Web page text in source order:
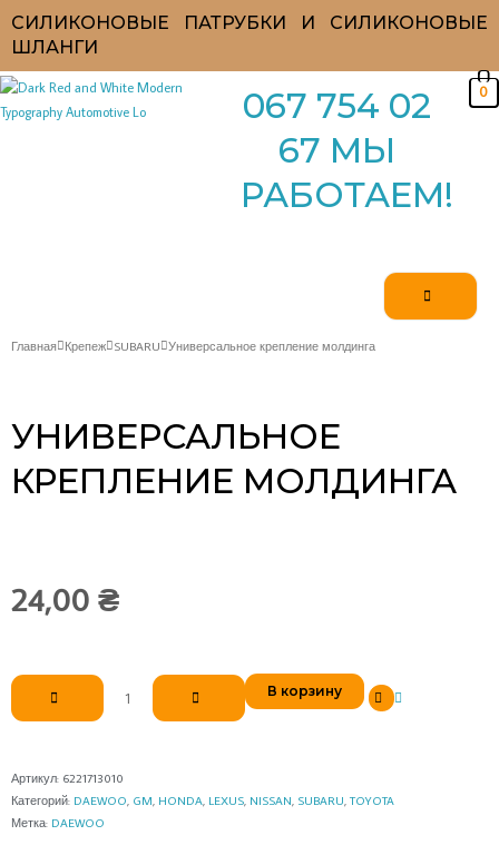
СИЛИКОНОВЫЕ ПАТРУБКИ И СИЛИКОНОВЫЕ
ШЛАНГИ
067 754 02
67 МЫ
РАБОТАЕМ!
0
Главная Крепеж SUBARU Универсальное крепление молдинга
УНИВЕРСАЛЬНОЕ
КРЕПЛЕНИЕ МОЛДИНГА
24,00 ₴
Количество
товара
Универсальное
молдинга
В корзину
Артикул: 6221713010
Категорий: DAEWOO, GM, HONDA, LEXUS, NISSAN, SUBARU, TOYOTA
Метка: DAEWOO